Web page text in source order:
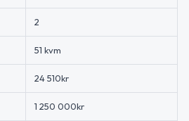
2
51 kvm
24 510kr
1 250 000kr